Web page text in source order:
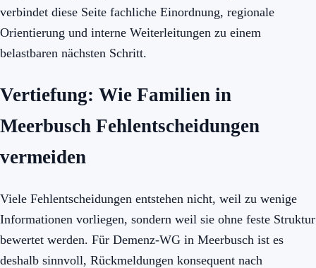
verbindet diese Seite fachliche Einordnung, regionale
Orientierung und interne Weiterleitungen zu einem
belastbaren nächsten Schritt.
Vertiefung: Wie Familien in
Meerbusch Fehlentscheidungen
vermeiden
Viele Fehlentscheidungen entstehen nicht, weil zu wenige
Informationen vorliegen, sondern weil sie ohne feste Struktur
bewertet werden. Für Demenz-WG in Meerbusch ist es
deshalb sinnvoll, Rückmeldungen konsequent nach